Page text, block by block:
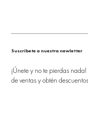
Suscríbete a nuestra newletter
¡Únete y no te pierdas
de ventas y obtén